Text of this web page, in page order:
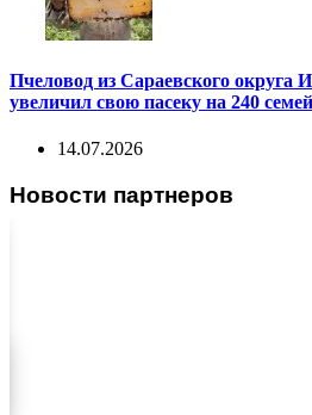
Пчеловод из Сараевского округа
увеличил свою пасеку на 240 семей
14.07.2026
Новости партнеров